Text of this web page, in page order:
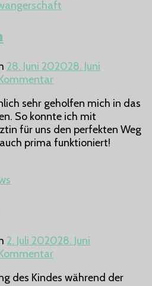
28. Juni 202028. Juni
zu
lernt
essen
sehr geholfen mich in das
So konnte ich mit
für uns den perfekten Weg
prima funktioniert!
2. Juli 202028. Juni
zu
ich
des Kindes während der